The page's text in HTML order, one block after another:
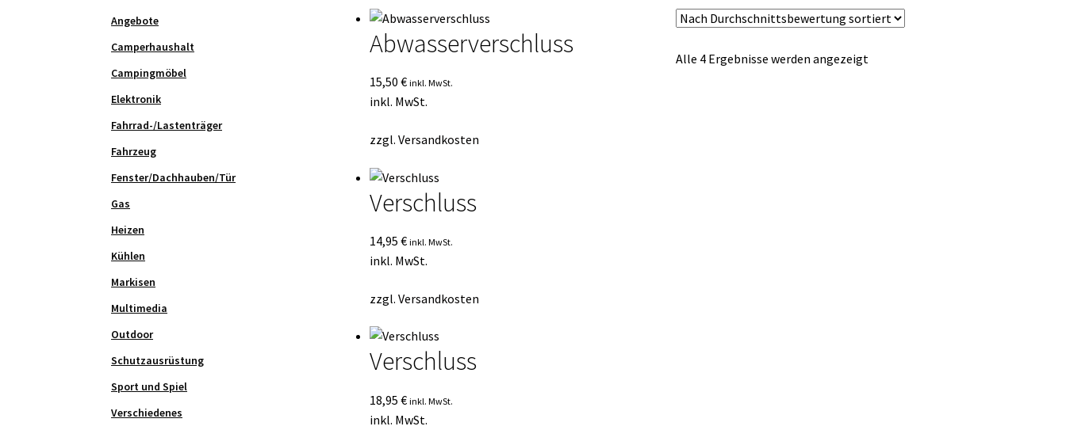
Abwasserverschluss
15,50 € inkl. MwSt.
inkl. MwSt.
zzgl. Versandkosten
Verschluss
14,95 € inkl. MwSt.
inkl. MwSt.
zzgl. Versandkosten
Verschluss
18,95 € inkl. MwSt.
inkl. MwSt.
Alle 4 Ergebnisse werden angezeigtNach
Angebote
Camperhaushalt
Campingmöbel
Elektronik
Fahrrad-/Lastenträger
Fahrzeug
Fenster/Dachhauben/Tür
Gas
Heizen
Kühlen
Markisen
Multimedia
Outdoor
Schutzausrüstung
Sport und Spiel
Verschiedenes